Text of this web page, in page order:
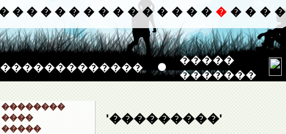
� � � � � � � � � � � � � � � � � � �
�������������
�����
�������
��������
����
�����
'���������'